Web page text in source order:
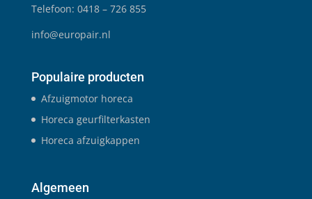
Telefoon: 0418 – 726 855
info@europair.nl
Populaire producten
Afzuigmotor horeca
Horeca geurfilterkasten
Horeca afzuigkappen
Algemeen